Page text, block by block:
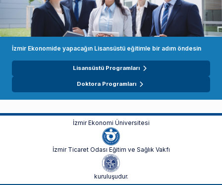
İzmir Ekonomide yapacağın Lisansüstü eğitimle bir adım öndesin
Lisansüstü Programları
Doktora Programları
İzmir Ekonomi Üniversitesi
İzmir Ticaret Odası Eğitim ve Sağlık Vakfı
kuruluşudur.